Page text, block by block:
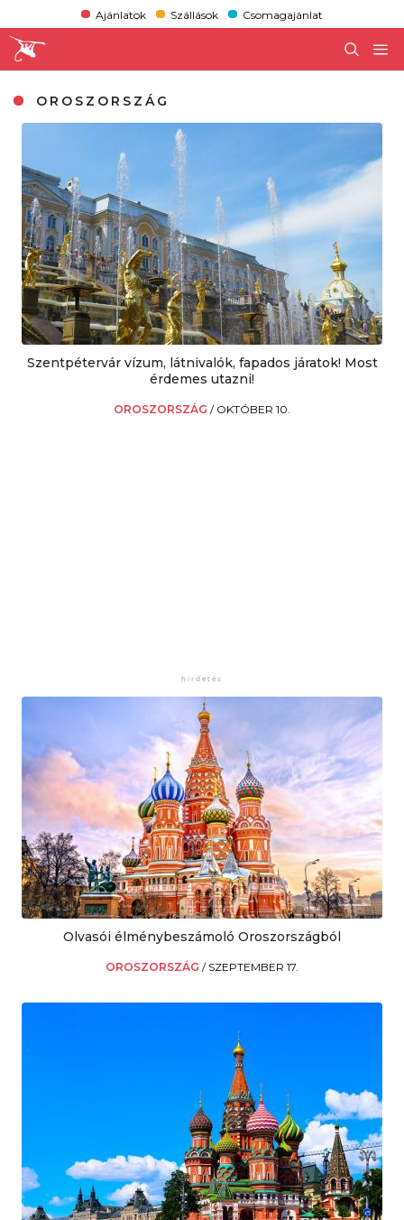
Ajánlatok Szállások Csomagajánlat
OROSZORSZÁG
Szentpétervár vízum, látnivalók, fapados járatok! Most
érdemes utazni!
OROSZORSZÁG / OKTÓBER 10.
Olvasói élménybeszámoló Oroszországból
OROSZORSZÁG / SZEPTEMBER 17.